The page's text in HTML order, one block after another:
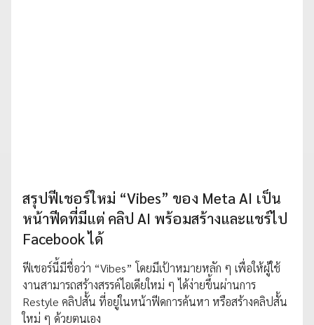
สรุปฟีเชอร์ใหม่ “Vibes” ของ Meta AI เป็น
หน้าฟีดที่มีแต่ คลิป AI พร้อมสร้างและแชร์ไป
Facebook ได้
ฟีเชอร์นี้มีชื่อว่า “Vibes” โดยมีเป้าหมายหลัก ๆ เพื่อให้ผู้ใช้
งานสามารถสร้างสรรค์ไอเดียใหม่ ๆ ได้ง่ายขึ้นผ่านการ
Restyle คลิปสั้น ที่อยู่ในหน้าฟีดการค้นหา หรือสร้างคลิปสั้น
ใหม่ ๆ ด้วยตนเอง